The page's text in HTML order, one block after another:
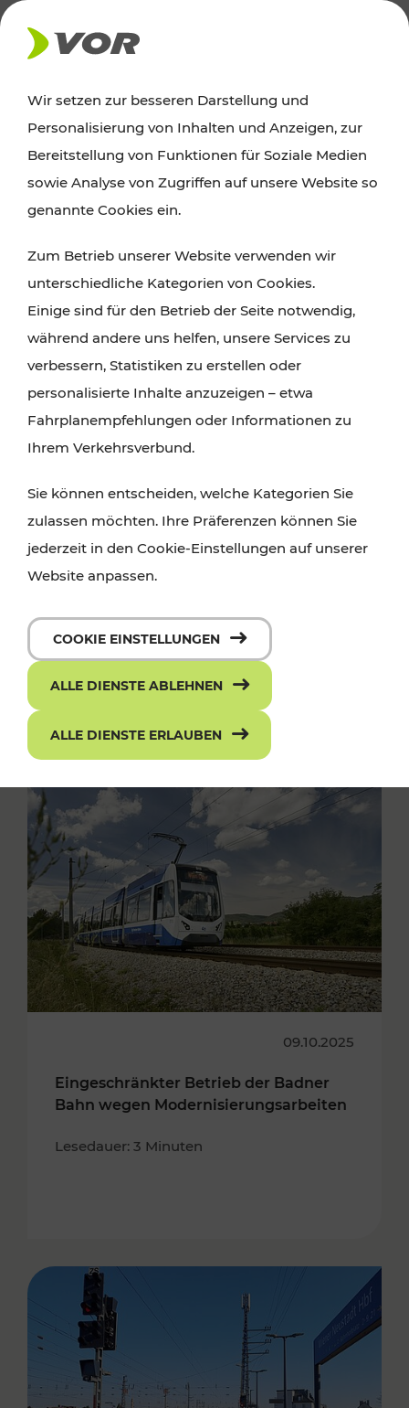
AKTUELLES
News
Alle wichtigen Meldungen zu Fahrplanänderungen,
finden Sie hier im Überblick.
09.10.2025
Eingeschränkter Betrieb der Badner
Bahn wegen Modernisierungsarbeiten
Lesedauer: 3 Minuten
Wir setzen zur besseren Darstellung und
Personalisierung von Inhalten und Anzeigen, zur
Bereitstellung von Funktionen für Soziale Medien
sowie Analyse von Zugriffen auf unsere Website so
genannte Cookies ein.
Zum Betrieb unserer Website verwenden wir
unterschiedliche Kategorien von Cookies.
Einige sind für den Betrieb der Seite notwendig,
während andere uns helfen, unsere Services zu
verbessern, Statistiken zu erstellen oder
personalisierte Inhalte anzuzeigen – etwa
Fahrplanempfehlungen oder Informationen zu
Ihrem Verkehrsverbund.
Sie können entscheiden, welche Kategorien Sie
zulassen möchten. Ihre Präferenzen können Sie
jederzeit in den Cookie-Einstellungen auf unserer
Website anpassen.
COOKIE EINSTELLUNGEN
ALLE DIENSTE ABLEHNEN
ALLE DIENSTE ERLAUBEN